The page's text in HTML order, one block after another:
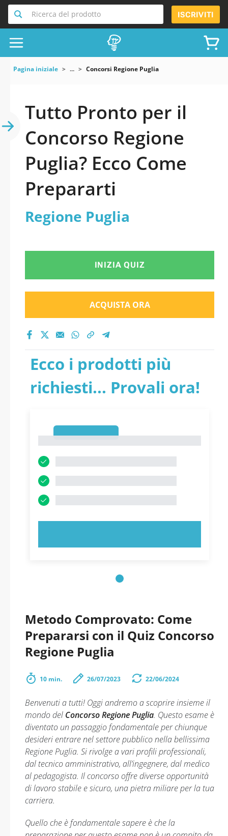
Ricerca del prodotto ISCRIVITI
Pagina iniziale ... Concorsi Regione Puglia
Tutto Pronto per il
Concorso Regione
Puglia? Ecco Come
Prepararti
Regione Puglia
INIZIA QUIZ
ACQUISTA ORA
Ecco i prodotti più
richiesti... Provali ora!
Metodo Comprovato: Come
Prepararsi con il Quiz Concorso
Regione Puglia
10 min. 26/07/2023 22/06/2024
Benvenuti a tutti! Oggi andremo a scoprire insieme il
mondo del Concorso Regione Puglia. Questo esame è
diventato un passaggio fondamentale per chiunque
desideri entrare nel settore pubblico nella bellissima
Regione Puglia. Si rivolge a vari profili professionali,
dal tecnico amministrativo, all’ingegnere, dal medico
al pedagogista. Il concorso offre diverse opportunità
di lavoro stabile e sicuro, una pietra miliare per la tua
carriera.
Quello che è fondamentale sapere è che la